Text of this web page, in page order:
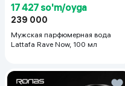
17 427 so'm/oyga
239 000
Мужская парфюмерная вода
Lattafa Rave Now, 100 мл